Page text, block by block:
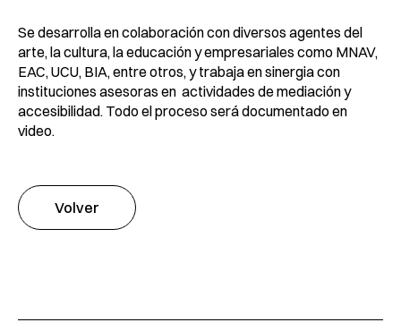
Se desarrolla en colaboración con diversos agentes del
arte, la cultura, la educación y empresariales como MNAV,
EAC, UCU, BIA, entre otros, y trabaja en sinergia con
instituciones asesoras en actividades de mediación y
accesibilidad. Todo el proceso será documentado en
video.
Volver